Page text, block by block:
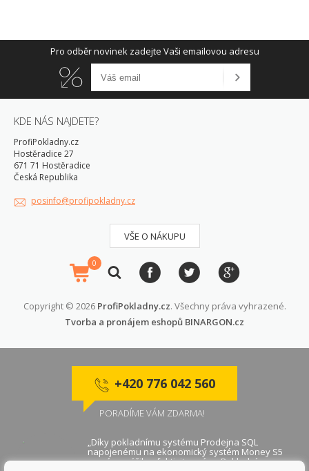
Pro odběr novinek zadejte Vaši emailovou adresu
KDE NÁS NAJDETE?
ProfiPokladny.cz
Hostěradice 27
671 71 Hostěradice
Česká Republika
posinfo@profipokladny.cz
VŠE O NÁKUPU
0
Copyright © 2026 ProfiPokladny.cz. Všechny práva vyhrazené.
Tvorba a pronájem eshopů BINARGON.cz
+420 776 042 560
PORADÍME VÁM ZDARMA!
„Díky pokladnímu systému Prodejna SQL
napojenému na ekonomický systém Money S5
se nám zvýšila efektivita práce. Pokladní